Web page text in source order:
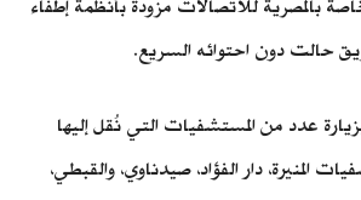
بالمصرية للاتصالات مزودة بأنظمة إطفاء
حالت دون احتوائه السريع.
عدد من المستشفيات التي نُقل إليها
المنيرة، دار الفؤاد، صيدناوي، والقبطي،